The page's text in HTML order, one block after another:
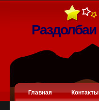
Раздолбаи
Главная Контакты